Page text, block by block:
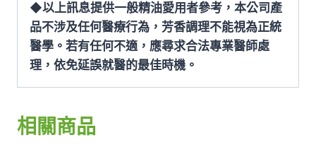
◆以上訊息提供一般精油愛用者參考，本公司產
品不涉及任何醫療行為，芳香調理不能視為正統
醫學。若有任何不適，應尋求合法專業醫師處
理，依免延誤就醫的最佳時機。
相關商品